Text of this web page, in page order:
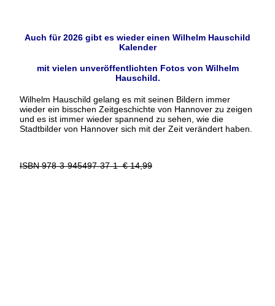
Auch für 2026 gibt es wieder einen Wilhelm Hauschild
Kalender
mit vielen unveröffentlichten Fotos von Wilhelm
Hauschild.
Wilhelm Hauschild gelang es mit seinen Bildern immer
wieder ein bisschen Zeitgeschichte von Hannover zu zeigen
und es ist immer wieder spannend zu sehen, wie die
Stadtbilder von Hannover sich mit der Zeit verändert haben.
ISBN 978-3-945497-37-1 € 14,99